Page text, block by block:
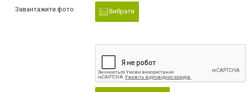
Завантажити фото: Вибрати